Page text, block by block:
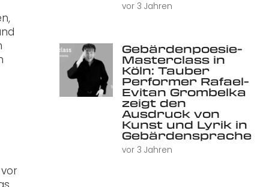
vor 3 Jahren
Gebärdenpoesie-
Masterclass in
Köln: Tauber
Performer Rafael-
Evitan Grombelka
zeigt den
Ausdruck von
Kunst und Lyrik in
Gebärdensprache
vor 3 Jahren